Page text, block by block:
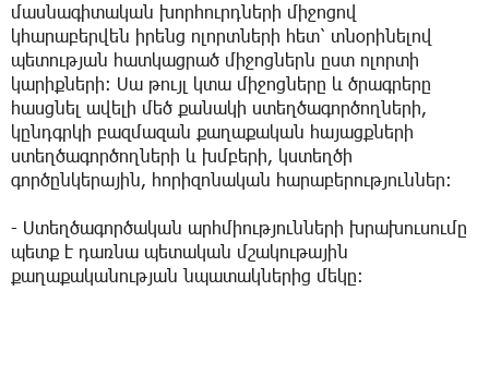
մասնագիտական խորհուրդների միջոցով
կհարաբերվեն իրենց ոլորտների հետ՝ տնօրինելով
պետության հատկացրած միջոցներն ըստ ոլորտի
կարիքների։ Սա թույլ կտա միջոցները և ծրագրերը
հասցնել ավելի մեծ քանակի ստեղծագործողների,
կընդգրկի բազմազան քաղաքական հայացքների
ստեղծագործողների և խմբերի, կստեղծի
գործընկերային, հորիզոնական հարաբերություններ։
- Ստեղծագործական արհմիությունների խրախուսումը
պետք է դառնա պետական մշակութային
քաղաքականության նպատակներից մեկը։